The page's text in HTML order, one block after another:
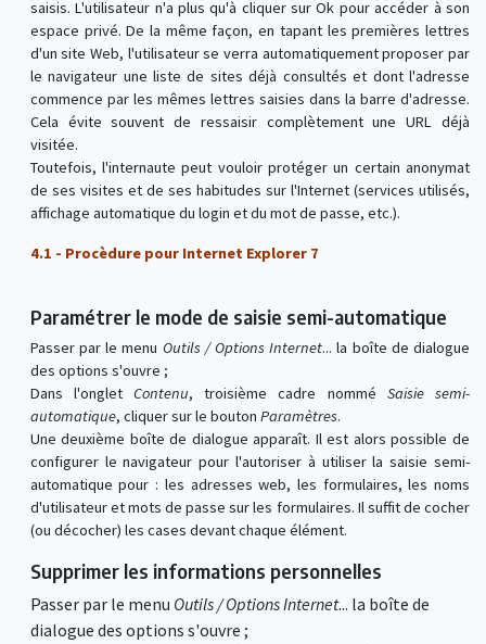
saisis. L'utilisateur n'a plus qu'à cliquer sur Ok pour accéder à son
espace privé. De la même façon, en tapant les premières lettres
d'un site Web, l'utilisateur se verra automatiquement proposer par
le navigateur une liste de sites déjà consultés et dont l'adresse
commence par les mêmes lettres saisies dans la barre d'adresse.
Cela évite souvent de ressaisir complètement une URL déjà
visitée.
Toutefois, l'internaute peut vouloir protéger un certain anonymat
de ses visites et de ses habitudes sur l'Internet (services utilisés,
affichage automatique du login et du mot de passe, etc.).
4.1 - Procèdure pour Internet Explorer 7
Paramétrer le mode de saisie semi-automatique
Passer par le menu Outils / Options Internet... la boîte de dialogue
des options s'ouvre ;
Dans l'ongletContenu, troisième cadre nommé Saisie semi-
automatique, cliquer sur le bouton Paramètres.
Une deuxième boîte de dialogue apparaît. Il est alors possible de
configurer le navigateur pour l'autoriser à utiliser la saisie semi-
automatique pour : les adresses web, les formulaires, les noms
d'utilisateur et mots de passe sur les formulaires. Il suffit de cocher
(ou décocher) les cases devant chaque élément.
Supprimer les informations personnelles
Passer par le menu Outils / Options Internet... la boîte de
dialogue des options s'ouvre ;